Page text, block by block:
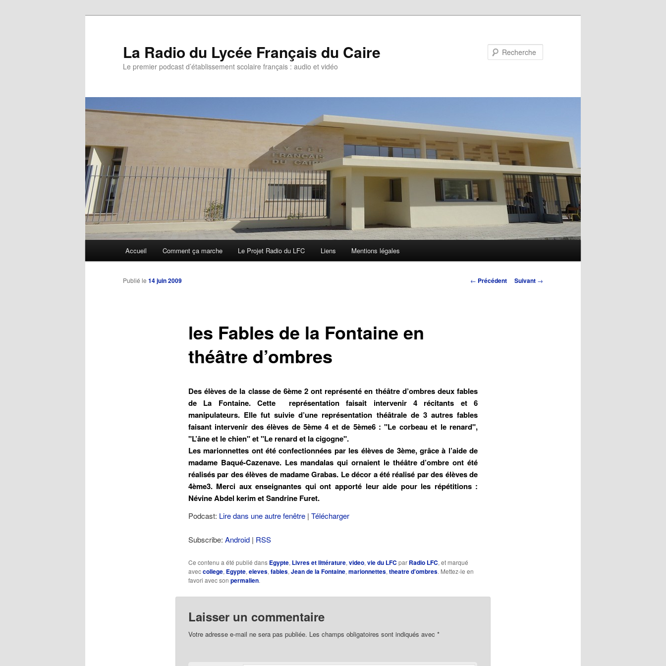
La Radio du Lycée Français du Caire
Le premier podcast d’établissement scolaire français : audio et vidéo
Aller
au
Accueil Comment ça marche Le Projet Radio du LFC Liens Mentions légales
Navigation
← Précédent Suivant →
les Fables de la Fontaine en
théâtre d’ombres
Publié le 14 juin 2009
Des élèves de la classe de 6ème 2 ont représenté en théâtre d’ombres deux fables
de La Fontaine. Cette représentation faisait intervenir 4 récitants et 6
manipulateurs. Elle fut suivie d’une représentation théâtrale de 3 autres fables
faisant intervenir des élèves de 5ème 4 et de 5ème6 : "Le corbeau et le renard",
"L’âne et le chien" et "Le renard et la cigogne".
Les marionnettes ont été confectionnées par les élèves de 3ème, grâce à l’aide de
madame Baqué-Cazenave. Les mandalas qui ornaient le théâtre d’ombre ont été
réalisés par des élèves de madame Grabas. Le décor a été réalisé par des élèves de
4ème3. Merci aux enseignantes qui ont apporté leur aide pour les répétitions :
Névine Abdel kerim et Sandrine Furet.
Podcast: Lire dans une autre fenêtre| Télécharger
Subscribe: Android| RSS
Ce contenu a été publié dans Egypte, Livres et littérature, video, vie du LFC par Radio LFC, et marqué
aveccollege, Egypte, eleves, fables, Jean de la Fontaine, marionnettes, theatre d'ombres. Mettez-le en
favori avec son permalien.
Laisser un commentaire
Votre adresse e-mail ne sera pas publiée. Les champs obligatoires sont indiqués avec *